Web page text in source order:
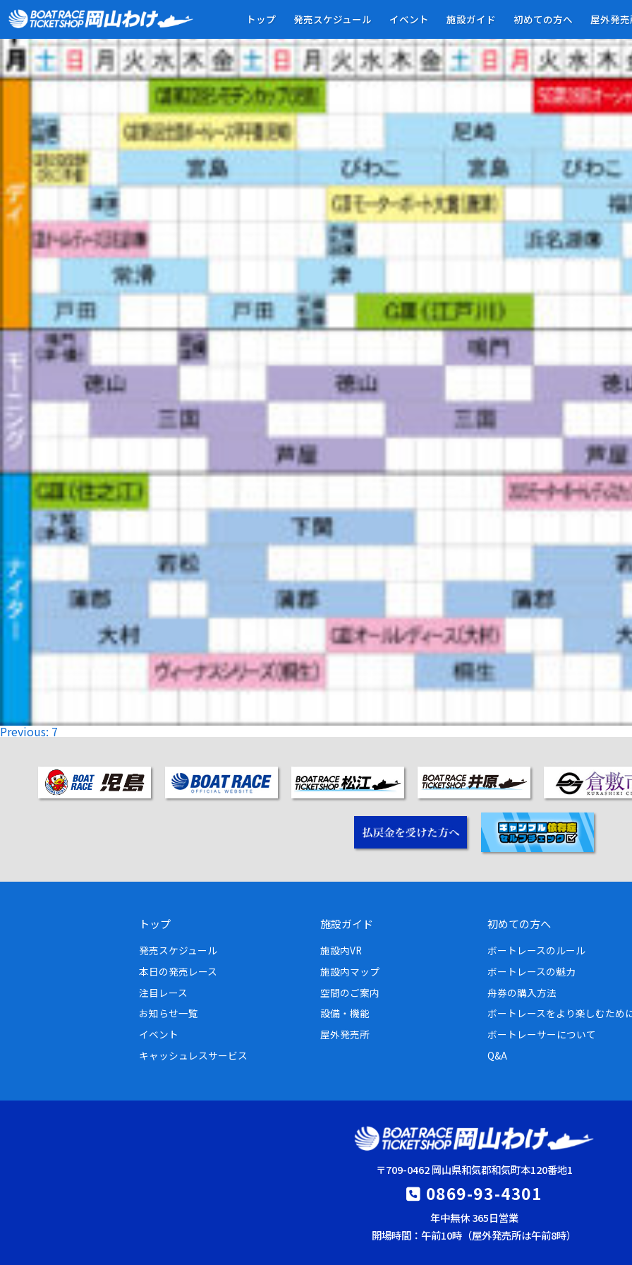
トップ 発売スケジュール イベント 施設ガイド 初めての方へ 屋外発
投
稿
Previous: 7
トップ
発売スケジュール
本日の発売レース
注目レース
お知らせ一覧
イベント
キャッシュレスサービス
施設ガイド
施設内VR
施設内マップ
空間のご案内
設備・機能
屋外発売所
初めての方へ
ボートレースのルール
ボートレースの魅力
舟券の購入方法
ボートレースをより楽しむため
ボートレーサーについて
Q&A
〒709-0462 岡山県和気郡和気町本120番地1
0869-93-4301
年中無休 365日営業
開場時間：午前10時（屋外発売所は午前8時）